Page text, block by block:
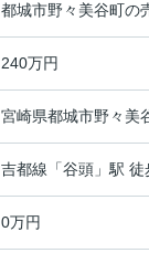
都城市野々美谷町の
240万円
宮崎県都城市野々美
吉都線 「谷頭 」駅
0万円